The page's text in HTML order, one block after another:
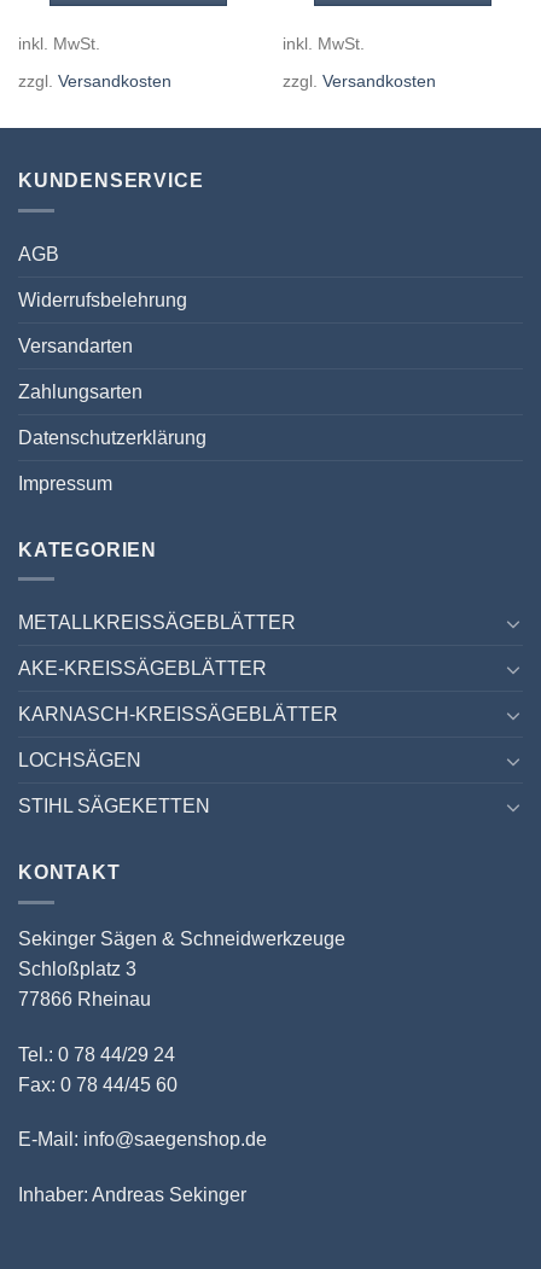
inkl. MwSt.
zzgl. Versandkosten
inkl. MwSt.
zzgl. Versandkosten
KUNDENSERVICE
AGB
Widerrufsbelehrung
Versandarten
Zahlungsarten
Datenschutzerklärung
Impressum
KATEGORIEN
METALLKREISSÄGEBLÄTTER
AKE-KREISSÄGEBLÄTTER
KARNASCH-KREISSÄGEBLÄTTER
LOCHSÄGEN
STIHL SÄGEKETTEN
KONTAKT
Sekinger Sägen & Schneidwerkzeuge
Schloßplatz 3
77866 Rheinau
Tel.: 0 78 44/29 24
Fax: 0 78 44/45 60
E-Mail: info@saegenshop.de
Inhaber: Andreas Sekinger